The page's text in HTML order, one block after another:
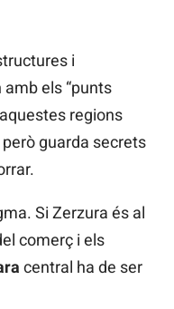
i
els “punts
regions
guarda secrets
Si Zerzura és al
comerç i els
central ha de ser